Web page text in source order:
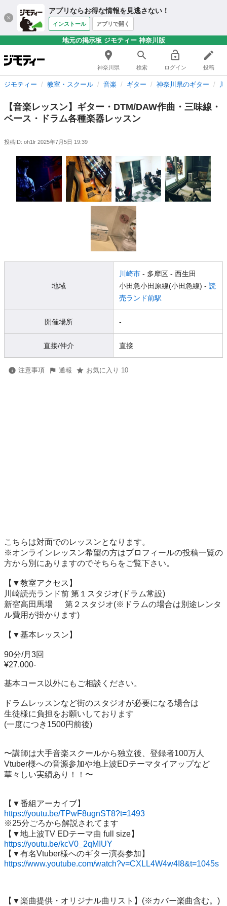
アプリならお得な情報を見逃さない！
インストール アプリで開く
地元の掲示板 ジモティー 神奈川版
神奈川県 検索 ログイン 投稿
ジモティー 教室・スクール 音楽 ギター 神奈川県のギター
【音楽レッスン】ギター・DTM/DAW作曲・三味線・
ベース・ドラム各種楽器レッスン
投稿ID: oh1lr 2025年7月5日 19:39
地域
川崎市 - 多摩区 - 西生田
小田急小田原線(小田急線) - 読
売ランド前駅
開催場所 -
直接/仲介 直接
注意事項 通報 お気に入り 10
こちらは対面でのレッスンとなります。
※オンラインレッスン希望の方はプロフィールの投稿一覧の
方から別にありますのでそちらをご覧下さい。
【▼教室アクセス】
川崎読売ランド前 第１スタジオ(ドラム常設)
新宿高田馬場      第２スタジオ(※ドラムの場合は別途レンタ
ル費用が掛かります)
【▼基本レッスン】
90分/月3回
¥27.000-
基本コース以外にもご相談ください。
ドラムレッスンなど街のスタジオが必要になる場合は
生徒様に負担をお願いしております
(一度につき1500円前後)
〜講師は大手音楽スクールから独立後、登録者100万人
Vtuber様への音源参加や地上波EDテーマタイアップなど
華々しい実績あり！！〜
https://youtu.be/TPwF8ugnST8?t=1493
※25分ごろから解説されてます
https://youtu.be/kcV0_2qMIUY
https://www.youtube.com/watch?v=CXLL4W4w4I8&t=1045s